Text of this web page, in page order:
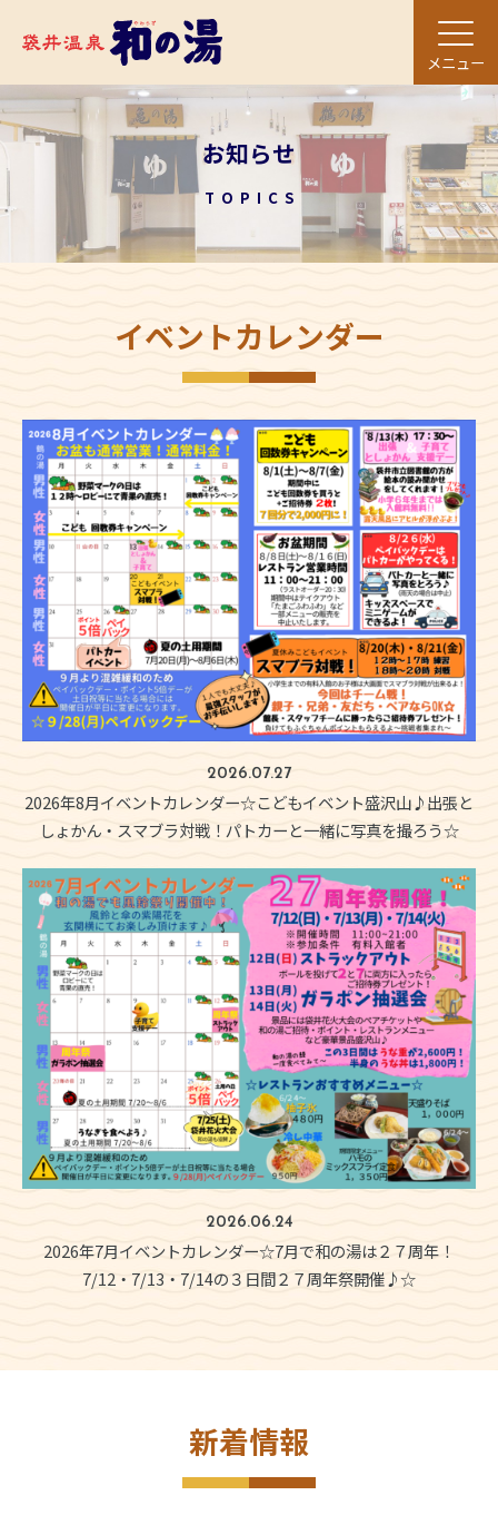
メニュー
お知らせ
TOPICS
イベントカレンダー
2026.07.27
2026年8月イベントカレンダー☆こどもイベント盛沢山♪出張と
しょかん・スマブラ対戦！パトカーと一緒に写真を撮ろう☆
2026.06.24
2026年7月イベントカレンダー☆7月で和の湯は２７周年！
7/12・7/13・7/14の３日間２７周年祭開催♪☆
新着情報